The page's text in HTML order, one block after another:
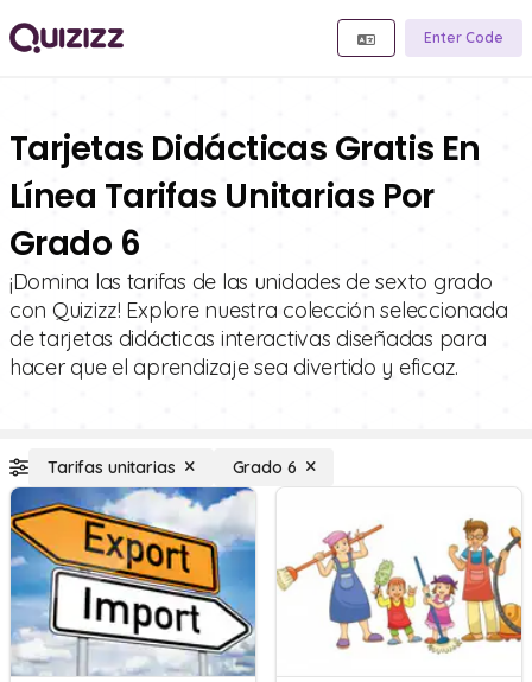
Enter Code
Tarjetas Didácticas Gratis En
Línea Tarifas Unitarias Por
Grado 6
¡Domina las tarifas de las unidades de sexto grado
con Quizizz! Explore nuestra colección seleccionada
de tarjetas didácticas interactivas diseñadas para
hacer que el aprendizaje sea divertido y eficaz.
Tarifas unitarias Grado 6